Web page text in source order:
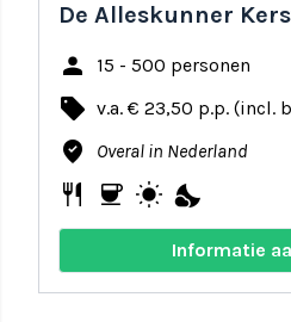
De Alleskunner
person 15 - 500 personen
local_offer v.a. € 23,50 p.p. (incl.
where_to_vote Overal in Nederland
restaurant coffee wb_sunny nights_stay
Informatie